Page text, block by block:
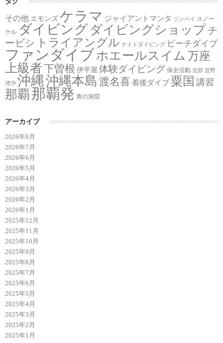
その他 エモンズ ケラマ ジャイアントマンタ ジンベイ
スノー
ケル ダイビング ダイビングショップチ
ービシ トライアングル ナイトダイビング ビーチダイブ
ファンダイブホエールスイム 万座
上級者下曽根 伊平屋 体験ダイビング 保全活動 北部 宜野
湾沖 沖縄沖縄本島 渡名喜 着後ダイブ 粟国 講習
那覇 那覇発 青の洞窟
アーカイブ
2026年8月
2026年7月
2026年6月
2026年5月
2026年4月
2026年3月
2026年2月
2026年1月
2025年12月
2025年11月
2025年10月
2025年9月
2025年8月
2025年7月
2025年6月
2025年5月
2025年4月
2025年3月
2025年2月
2025年1月